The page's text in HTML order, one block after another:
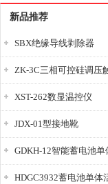
新品推荐
SBX绝缘导线剥除器
ZK-3C三相可控硅调压
XST-262数显温控仪
JDX-01型接地靴
GDKH-12智能蓄电池单
HDGC3932蓄电池单体